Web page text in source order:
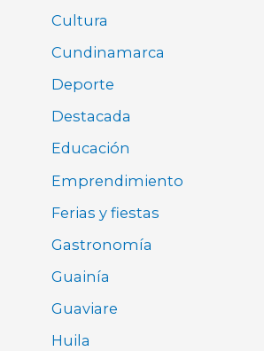
Cultura
Cundinamarca
Deporte
Destacada
Educación
Emprendimiento
Ferias y fiestas
Gastronomía
Guainía
Guaviare
Huila